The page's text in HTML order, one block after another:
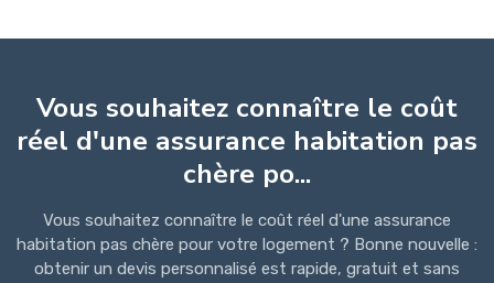
Vous souhaitez connaître le coût
réel d'une assurance habitation pas
chère po...
Vous souhaitez connaître le coût réel d'une assurance
habitation pas chère pour votre logement ? Bonne nouvelle :
obtenir un devis personnalisé est rapide, gratuit et sans